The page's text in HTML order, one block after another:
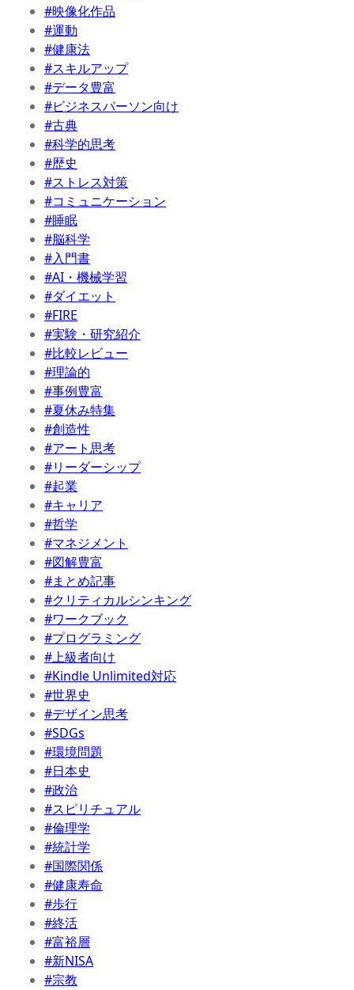
#映像化作品
#運動
#健康法
#スキルアップ
#データ豊富
#ビジネスパーソン向け
#古典
#科学的思考
#歴史
#ストレス対策
#コミュニケーション
#睡眠
#脳科学
#入門書
#AI・機械学習
#ダイエット
#FIRE
#実験・研究紹介
#比較レビュー
#理論的
#事例豊富
#夏休み特集
#創造性
#アート思考
#リーダーシップ
#起業
#キャリア
#哲学
#マネジメント
#図解豊富
#まとめ記事
#クリティカルシンキング
#ワークブック
#プログラミング
#上級者向け
#Kindle Unlimited対応
#世界史
#デザイン思考
#SDGs
#環境問題
#日本史
#政治
#スピリチュアル
#倫理学
#統計学
#国際関係
#健康寿命
#歩行
#終活
#富裕層
#新NISA
#宗教